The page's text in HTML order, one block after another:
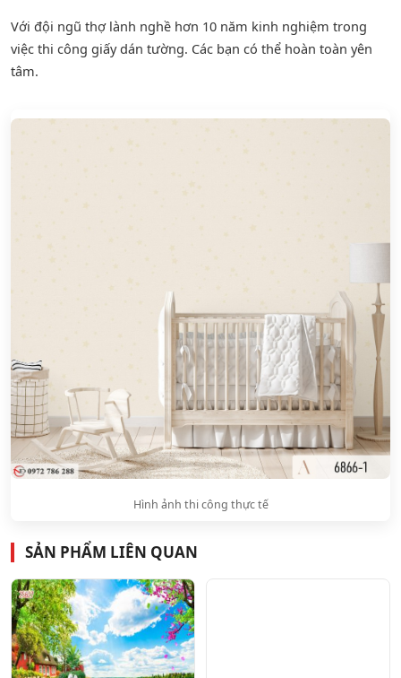
Với đội ngũ thợ lành nghề hơn 10 năm kinh nghiệm trong
việc thi công giấy dán tường. Các bạn có thể hoàn toàn yên
tâm.
Hình ảnh thi công thực tế
SẢN PHẨM LIÊN QUAN